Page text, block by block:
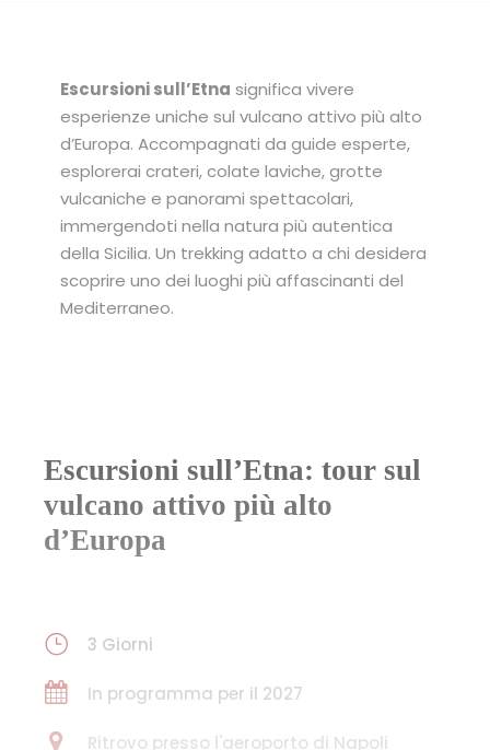
Escursioni sull’Etna significa vivere
esperienze uniche sul vulcano attivo più alto
d’Europa. Accompagnati da guide esperte,
esplorerai crateri, colate laviche, grotte
vulcaniche e panorami spettacolari,
immergendoti nella natura più autentica
della Sicilia. Un trekking adatto a chi desidera
scoprire uno dei luoghi più affascinanti del
Mediterraneo.
Escursioni sull’Etna: tour sul
vulcano attivo più alto
d’Europa
3 Giorni
In programma per il 2027
Ritrovo presso l'aeroporto di Napoli